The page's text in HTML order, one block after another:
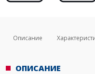
Описание
ОПИСАНИЕ